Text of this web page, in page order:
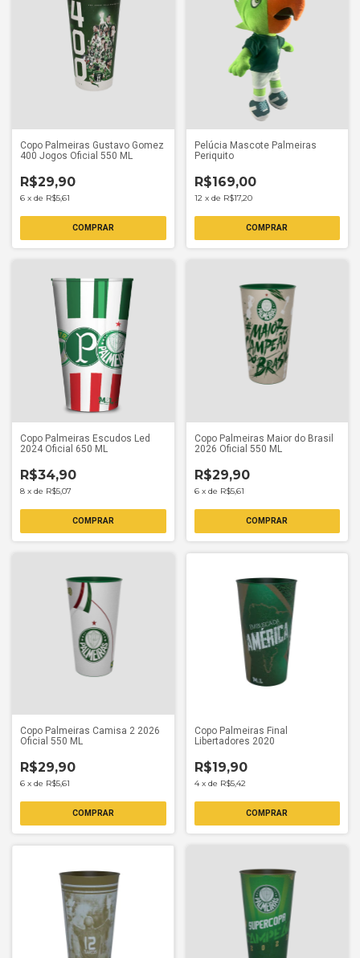
Copo Palmeiras Gustavo Gomez
400 Jogos Oficial 550 ML
R$29,90
6 x de R$5,61
Pelúcia Mascote Palmeiras
Periquito
R$169,00
12 x de R$17,20
Copo Palmeiras Escudos Led
2024 Oficial 650 ML
R$34,90
8 x de R$5,07
Copo Palmeiras Maior do Brasil
2026 Oficial 550 ML
R$29,90
6 x de R$5,61
Copo Palmeiras Camisa 2 2026
Oficial 550 ML
R$29,90
6 x de R$5,61
Copo Palmeiras Final
Libertadores 2020
R$19,90
4 x de R$5,42